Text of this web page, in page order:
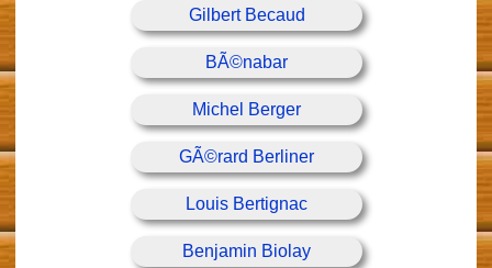
Gilbert Becaud
BÃ©nabar
Michel Berger
GÃ©rard Berliner
Louis Bertignac
Benjamin Biolay